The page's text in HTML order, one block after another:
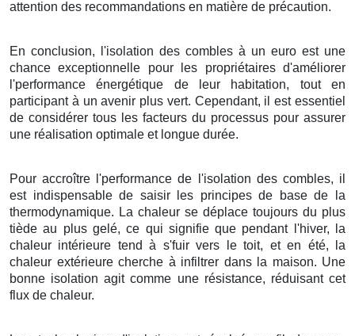
attention des recommandations en matière de précaution.
En conclusion, l'isolation des combles à un euro est une
chance exceptionnelle pour les propriétaires d'améliorer
l'performance énergétique de leur habitation, tout en
participant à un avenir plus vert. Cependant, il est essentiel
de considérer tous les facteurs du processus pour assurer
une réalisation optimale et longue durée.
Pour accroître l'performance de l'isolation des combles, il
est indispensable de saisir les principes de base de la
thermodynamique. La chaleur se déplace toujours du plus
tiède au plus gelé, ce qui signifie que pendant l'hiver, la
chaleur intérieure tend à s'fuir vers le toit, et en été, la
chaleur extérieure cherche à infiltrer dans la maison. Une
bonne isolation agit comme une résistance, réduisant cet
flux de chaleur.